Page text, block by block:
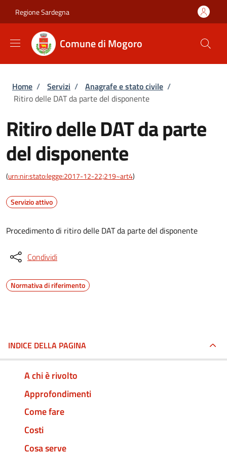
Regione Sardegna
Comune di Mogoro
Briciole di pane
Home / Servizi / Anagrafe e stato civile /
Ritiro delle DAT da parte del disponente
Ritiro delle DAT da parte
del disponente
(urn:nir:stato:legge:2017-12-22;219~art4)
Servizio attivo
Procedimento di ritiro delle DAT da parte del disponente
Condividi
Normativa di riferimento
INDICE DELLA PAGINA
A chi è rivolto
Approfondimenti
Come fare
Costi
Cosa serve